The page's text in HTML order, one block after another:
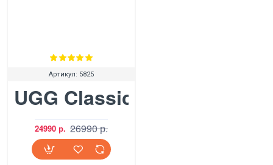
Артикул: 5825
UGG Classic Short
24990 р. 26990 р.